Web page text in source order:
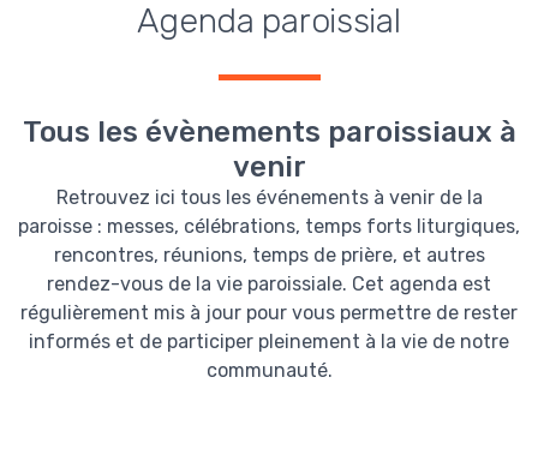
Agenda paroissial
Tous les évènements paroissiaux à
venir
Retrouvez ici tous les événements à venir de la
paroisse : messes, célébrations, temps forts liturgiques,
rencontres, réunions, temps de prière, et autres
rendez-vous de la vie paroissiale. Cet agenda est
régulièrement mis à jour pour vous permettre de rester
informés et de participer pleinement à la vie de notre
communauté.